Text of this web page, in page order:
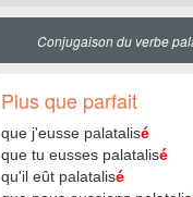
Conjugaison du verbe
Plus que parfait
que j'eusse palatalisé
que tu eusses palatalisé
qu'il eût palatalisé